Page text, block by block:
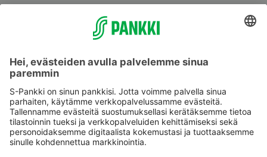
Käyttöehdot